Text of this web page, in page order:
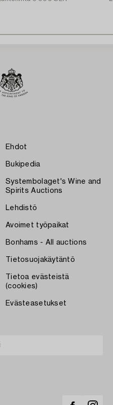
Ehdot
Bukipedia
Systembolaget's Wine and
Spirits Auctions
Lehdistö
Avoimet työpaikat
Bonhams - All auctions
Tietosuojakäytäntö
Tietoa evästeistä
(cookies)
Evästeasetukset